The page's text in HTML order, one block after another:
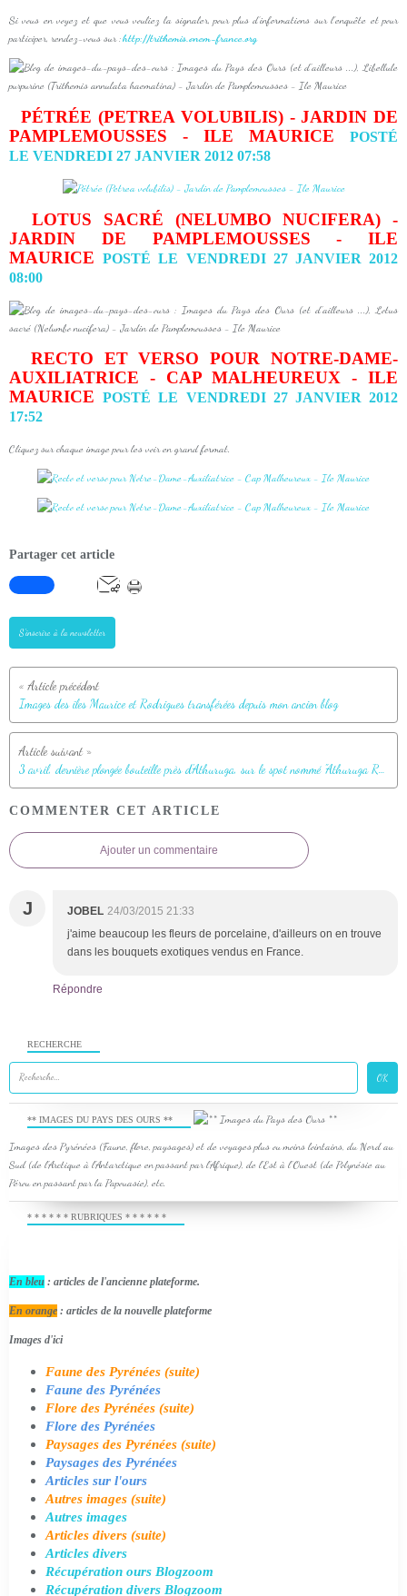
Si vous en voyez et que vous vouliez la signaler, pour plus d’informations sur l’enquête et pour
participer, rendez-vous sur :http://trithemis.onem-france.org
PÉTRÉE (PETREA VOLUBILIS) - JARDIN DE
PAMPLEMOUSSES - ILE MAURICE
POSTÉ
LE VENDREDI 27 JANVIER 2012 07:58
LOTUS SACRÉ (NELUMBO NUCIFERA) -
JARDIN DE PAMPLEMOUSSES - ILE
MAURICEPOSTÉ LE VENDREDI 27 JANVIER 2012
08:00
RECTO ET VERSO POUR NOTRE-DAME-
AUXILIATRICE - CAP MALHEUREUX - ILE
MAURICEPOSTÉ LE VENDREDI 27 JANVIER 2012
17:52
Cliquez sur chaque image pour les voir en grand format.
Partager cet article
S'inscrire à la newsletter
Images des îles Maurice et Rodrigues transférées depuis mon ancien blog
3 avril, dernière plongée bouteille près d'Athuruga, sur le spot nommé "Athuruga Reef" - Atoll d'Ari - Maldives
COMMENTER CET ARTICLE
Ajouter un commentaire
J JOBEL 24/03/2015 21:33
j'aime beaucoup les fleurs de porcelaine, d'ailleurs on en trouve
dans les bouquets exotiques vendus en France.
Répondre
RECHERCHE
** IMAGES DU PAYS DES OURS **
Images des Pyrénées (Faune, flore, paysages) et de voyages plus ou moins lointains, du Nord au
Sud (de l'Arctique à l'Antarctique en passant par l'Afrique), de l'Est à l'Ouest (de Polynésie au
Pérou en passant par la Papouasie), etc.
* * * * * * RUBRIQUES * * * * * *
En bleu : articles de l'ancienne plateforme.
En orange : articles de la nouvelle plateforme
Images d'ici
Faune des Pyrénées (suite)
Faune des Pyrénées
Flore des Pyrénées (suite)
Flore des Pyrénées
Paysages des Pyrénées (suite)
Paysages des Pyrénées
Articles sur l'ours
Autres images (suite)
Autres images
Articles divers (suite)
Articles divers
Récupération ours Blogzoom
Récupération divers Blogzoom